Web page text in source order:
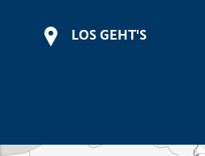
LOS GEHT'S